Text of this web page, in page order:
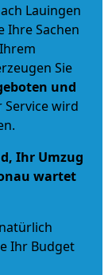
Lauingen
Ihre Sachen
Sie
und
Service wird
Ihr Umzug
wartet
Ihr Budget